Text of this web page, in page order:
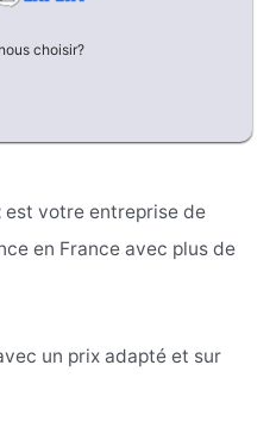
choisir?
est votre entreprise de
en France avec plus de
un prix adapté et sur